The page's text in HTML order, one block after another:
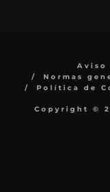
Aviso
Normas
Política de
Copyright ©